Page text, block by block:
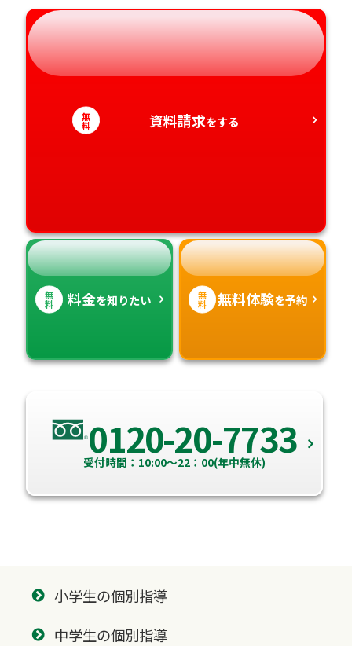
岐阜県
静岡県
愛知県
奈良県
和歌山県
山口県
徳島県
香川県
熊本県
大分県
宮崎県
無
料 資料請求をする
無
料 料金を知りたい 無
料 無料体験を予約
0120-20-7733
受付時間：10:00～22：00(年中無休)
小学生の個別指導
中学生の個別指導